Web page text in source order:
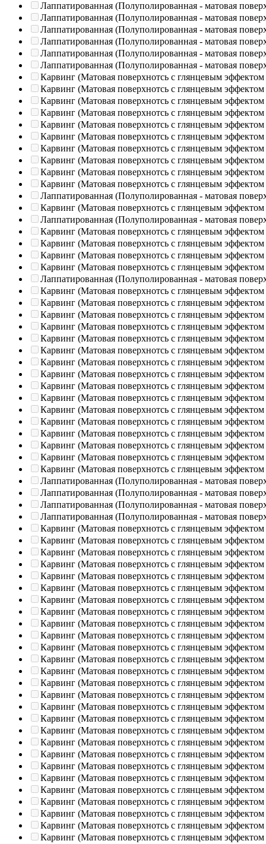
Лаппатированная (Полуполированная - матовая
Лаппатированная (Полуполированная - матовая
Лаппатированная (Полуполированная - матовая
Лаппатированная (Полуполированная - матовая
Лаппатированная (Полуполированная - матовая
Лаппатированная (Полуполированная - матовая
Карвинг (Матовая поверхнотсь с глянцевым эффектом
Карвинг (Матовая поверхнотсь с глянцевым эффектом
Карвинг (Матовая поверхнотсь с глянцевым эффектом
Карвинг (Матовая поверхнотсь с глянцевым эффектом
Карвинг (Матовая поверхнотсь с глянцевым эффектом
Карвинг (Матовая поверхнотсь с глянцевым эффектом
Карвинг (Матовая поверхнотсь с глянцевым эффектом
Карвинг (Матовая поверхнотсь с глянцевым эффектом
Карвинг (Матовая поверхнотсь с глянцевым эффектом
Карвинг (Матовая поверхнотсь с глянцевым эффектом
Лаппатированная (Полуполированная - матовая
Карвинг (Матовая поверхнотсь с глянцевым эффектом
Лаппатированная (Полуполированная - матовая
Карвинг (Матовая поверхнотсь с глянцевым эффектом
Карвинг (Матовая поверхнотсь с глянцевым эффектом
Карвинг (Матовая поверхнотсь с глянцевым эффектом
Карвинг (Матовая поверхнотсь с глянцевым эффектом
Лаппатированная (Полуполированная - матовая
Карвинг (Матовая поверхнотсь с глянцевым эффектом
Карвинг (Матовая поверхнотсь с глянцевым эффектом
Карвинг (Матовая поверхнотсь с глянцевым эффектом
Карвинг (Матовая поверхнотсь с глянцевым эффектом
Карвинг (Матовая поверхнотсь с глянцевым эффектом
Карвинг (Матовая поверхнотсь с глянцевым эффектом
Карвинг (Матовая поверхнотсь с глянцевым эффектом
Карвинг (Матовая поверхнотсь с глянцевым эффектом
Карвинг (Матовая поверхнотсь с глянцевым эффектом
Карвинг (Матовая поверхнотсь с глянцевым эффектом
Карвинг (Матовая поверхнотсь с глянцевым эффектом
Карвинг (Матовая поверхнотсь с глянцевым эффектом
Карвинг (Матовая поверхнотсь с глянцевым эффектом
Карвинг (Матовая поверхнотсь с глянцевым эффектом
Карвинг (Матовая поверхнотсь с глянцевым эффектом
Карвинг (Матовая поверхнотсь с глянцевым эффектом
Лаппатированная (Полуполированная - матовая
Лаппатированная (Полуполированная - матовая
Лаппатированная (Полуполированная - матовая
Лаппатированная (Полуполированная - матовая
Карвинг (Матовая поверхнотсь с глянцевым эффектом
Карвинг (Матовая поверхнотсь с глянцевым эффектом
Карвинг (Матовая поверхнотсь с глянцевым эффектом
Карвинг (Матовая поверхнотсь с глянцевым эффектом
Карвинг (Матовая поверхнотсь с глянцевым эффектом
Карвинг (Матовая поверхнотсь с глянцевым эффектом
Карвинг (Матовая поверхнотсь с глянцевым эффектом
Карвинг (Матовая поверхнотсь с глянцевым эффектом
Карвинг (Матовая поверхнотсь с глянцевым эффектом
Карвинг (Матовая поверхнотсь с глянцевым эффектом
Карвинг (Матовая поверхнотсь с глянцевым эффектом
Карвинг (Матовая поверхнотсь с глянцевым эффектом
Карвинг (Матовая поверхнотсь с глянцевым эффектом
Карвинг (Матовая поверхнотсь с глянцевым эффектом
Карвинг (Матовая поверхнотсь с глянцевым эффектом
Карвинг (Матовая поверхнотсь с глянцевым эффектом
Карвинг (Матовая поверхнотсь с глянцевым эффектом
Карвинг (Матовая поверхнотсь с глянцевым эффектом
Карвинг (Матовая поверхнотсь с глянцевым эффектом
Карвинг (Матовая поверхнотсь с глянцевым эффектом
Карвинг (Матовая поверхнотсь с глянцевым эффектом
Карвинг (Матовая поверхнотсь с глянцевым эффектом
Карвинг (Матовая поверхнотсь с глянцевым эффектом
Карвинг (Матовая поверхнотсь с глянцевым эффектом
Карвинг (Матовая поверхнотсь с глянцевым эффектом
Карвинг (Матовая поверхнотсь с глянцевым эффектом
Карвинг (Матовая поверхнотсь с глянцевым эффектом